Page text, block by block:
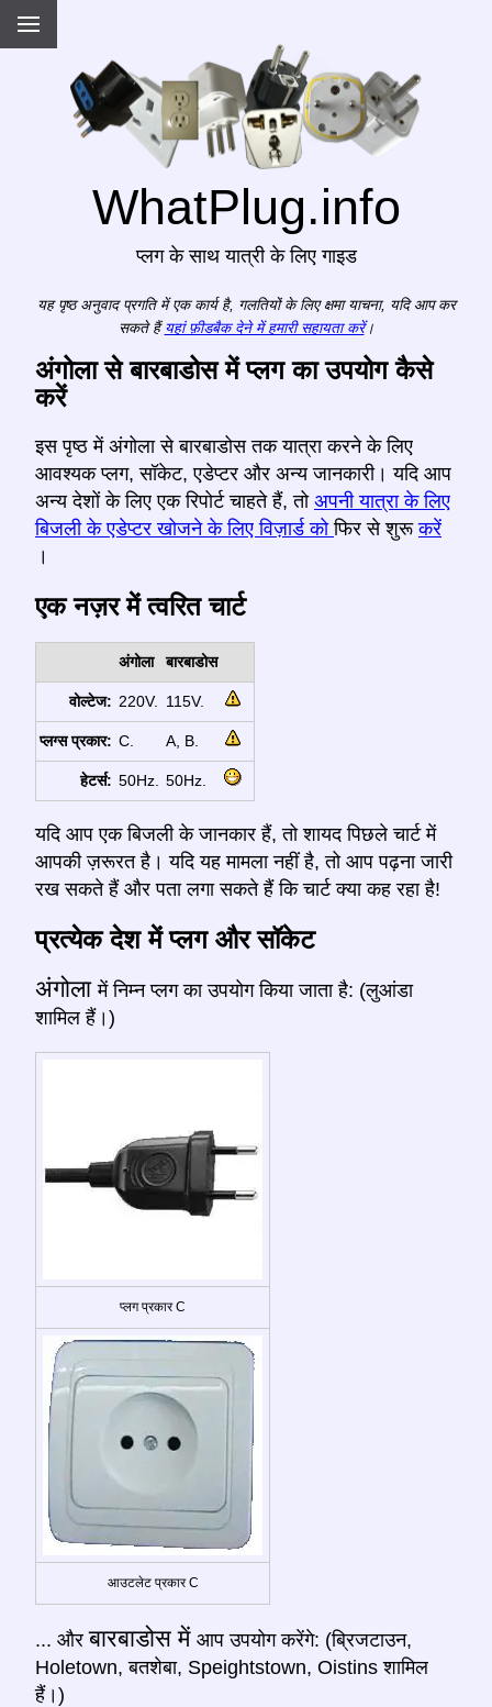
WhatPlug.info
प्लग के साथ यात्री के लिए गाइड
यह पृष्ठ अनुवाद प्रगति में एक कार्य है, गलतियों के लिए क्षमा याचना, यदि आप कर
सकते हैं यहां फ़ीडबैक देने में हमारी सहायता करें।
अंगोला से बारबाडोस में प्लग का उपयोग कैसे
करें
इस पृष्ठ में अंगोला से बारबाडोस तक यात्रा करने के लिए
आवश्यक प्लग, सॉकेट, एडेप्टर और अन्य जानकारी। यदि आप
अन्य देशों के लिए एक रिपोर्ट चाहते हैं, तो अपनी यात्रा के लिए
बिजली के एडेप्टर खोजने के लिए विज़ार्ड कोफिर से शुरूकरें
।
एक नज़र में त्वरित चार्ट
अंगोला बारबाडोस
वोल्टेज: 220V. 115V.
प्लग्स प्रकार: C. A, B.
हेटर्स: 50Hz. 50Hz.
यदि आप एक बिजली के जानकार हैं, तो शायद पिछले चार्ट में
आपकी ज़रूरत है। यदि यह मामला नहीं है, तो आप पढ़ना जारी
रख सकते हैं और पता लगा सकते हैं कि चार्ट क्या कह रहा है!
प्रत्येक देश में प्लग और सॉकेट
अंगोलामें निम्न प्लग का उपयोग किया जाता है: (लुआंडा
शामिल हैं।)
प्लग प्रकार C
आउटलेट प्रकार C
... औरबारबाडोस में आप उपयोग करेंगे: (ब्रिजटाउन,
Holetown, बतशेबा, Speightstown, Oistins शामिल
हैं।)